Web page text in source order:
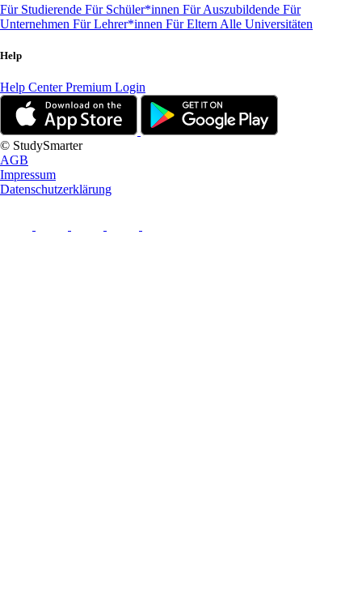
Für Studierende Für Schüler*innen Für Auszubildende Für
Unternehmen Für Lehrer*innen Für Eltern Alle Universitäten
Help
Help CenterPremium Login
© StudySmarter
AGB
Impressum
Datenschutzerklärung